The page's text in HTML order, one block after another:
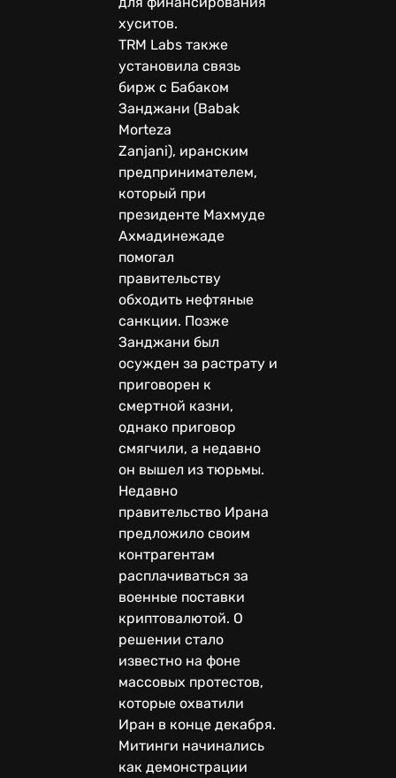
хуситов.
TRM Labs также
установила связь
бирж с Бабаком
Занджани (Babak
Morteza
Zanjani), иранским
предпринимателем,
который при
президенте Махмуде
Ахмадинежаде
помогал
правительству
обходить нефтяные
санкции. Позже
Занджани был
осужден за растрату и
приговорен к
смертной казни,
однако приговор
смягчили, а недавно
он вышел из тюрьмы.
Недавно
правительство Ирана
предложило своим
контрагентам
расплачиваться за
военные поставки
криптовалютой. О
решении стало
известно на фоне
массовых протестов,
которые охватили
Иран в конце декабря.
Митинги начинались
как демонстрации